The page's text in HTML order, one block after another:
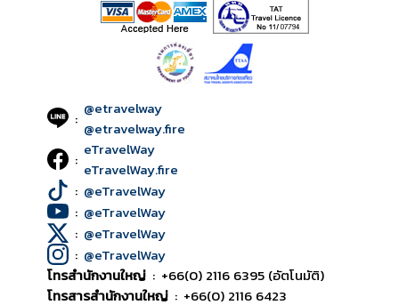
: @etravelway
@etravelway.fire
: eTravelWay
eTravelWay.fire
: @eTravelWay
: @eTravelWay
: @eTravelWay
: @eTravelWay
โทรสำนักงานใหญ่ : +66(0) 2116 6395 (อัตโนมัติ)
โทรสารสำนักงานใหญ่ : +66(0) 2116 6423